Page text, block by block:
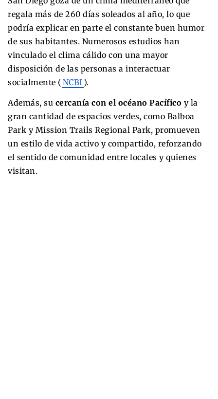
regala más de 260 días soleados al año, lo que
podría explicar en parte el constante buen humor
de sus habitantes. Numerosos estudios han
vinculado el clima cálido con una mayor
disposición de las personas a interactuar
socialmente ( NCBI ).
Además, su cercanía con el océano Pacífico y la
gran cantidad de espacios verdes, como Balboa
Park y Mission Trails Regional Park, promueven
un estilo de vida activo y compartido, reforzando
el sentido de comunidad entre locales y quienes
visitan.